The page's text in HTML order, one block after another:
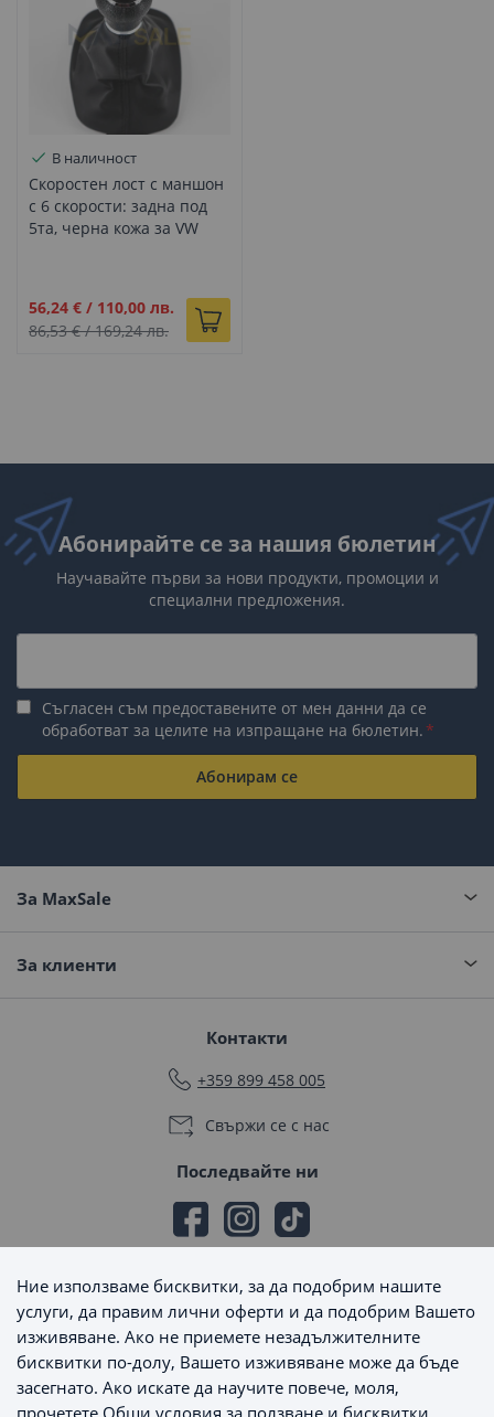
В наличност
Скоростен лост с маншон
с 6 скорости: задна под
5та, черна кожа за VW
Промо
цена
56,24 € / 110,00 лв.
86,53 €/169,24 лв.
Абонирайте се за нашия бюлетин
Научавайте първи за нови продукти, промоции и
специални предложения.
Съгласен съм предоставените от мен данни да се
обработват за целите на изпращане на бюлетин.
Абонирам се
За MaxSale
За клиенти
Контакти
+359 899 458 005
Свържи се с нас
Последвайте ни
Начини на плащане
Ние използваме бисквитки, за да подобрим нашите
услуги, да правим лични оферти и да подобрим Вашето
изживяване. Ако не приемете незадължителните
бисквитки по-долу, Вашето изживяване може да бъде
засегнато. Ако искате да научите повече, моля,
прочетете Общи условия за ползване и бисквитки